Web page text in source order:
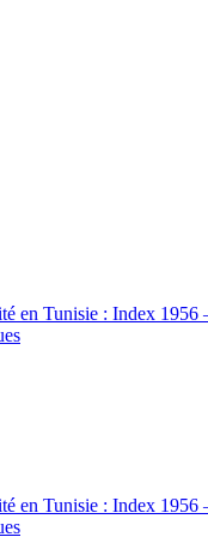
en Tunisie : Index 1956
en Tunisie : Index 1956